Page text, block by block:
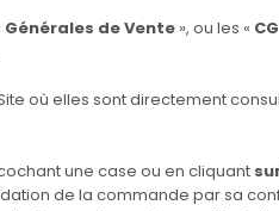
de Vente », ou les «
où elles sont directement
une case ou en cliquant
de la commande par sa